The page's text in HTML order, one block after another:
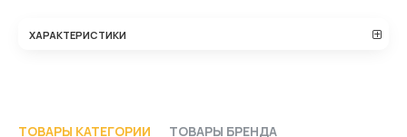
ХАРАКТЕРИСТИКИ
ТОВАРЫ КАТЕГОРИИ ТОВАРЫ БРЕНДА